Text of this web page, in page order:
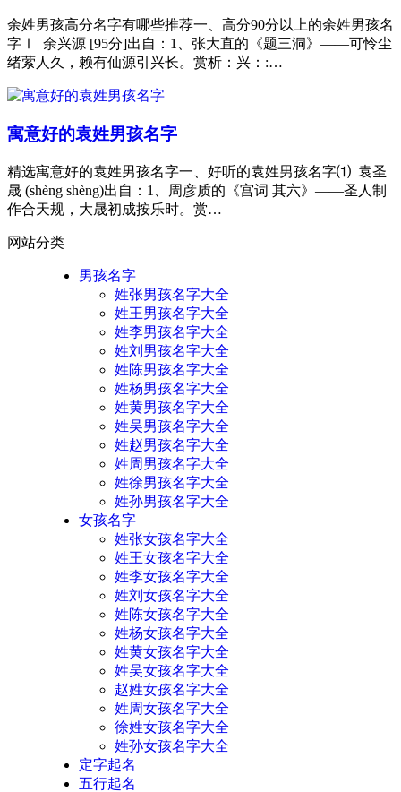
余姓男孩高分名字有哪些推荐一、高分90分以上的余姓男孩名
字Ⅰ 余兴源 [95分]出自：1、张大直的《题三洞》——可怜尘
绪萦人久，赖有仙源引兴长。赏析：兴：:…
寓意好的袁姓男孩名字
精选寓意好的袁姓男孩名字一、好听的袁姓男孩名字⑴ 袁圣
晟 (shèng shèng)出自：1、周彦质的《宫词 其六》——圣人制
作合天规，大晟初成按乐时。赏…
网站分类
男孩名字
姓张男孩名字大全
姓王男孩名字大全
姓李男孩名字大全
姓刘男孩名字大全
姓陈男孩名字大全
姓杨男孩名字大全
姓黄男孩名字大全
姓吴男孩名字大全
姓赵男孩名字大全
姓周男孩名字大全
姓徐男孩名字大全
姓孙男孩名字大全
女孩名字
姓张女孩名字大全
姓王女孩名字大全
姓李女孩名字大全
姓刘女孩名字大全
姓陈女孩名字大全
姓杨女孩名字大全
姓黄女孩名字大全
姓吴女孩名字大全
赵姓女孩名字大全
姓周女孩名字大全
徐姓女孩名字大全
姓孙女孩名字大全
定字起名
五行起名